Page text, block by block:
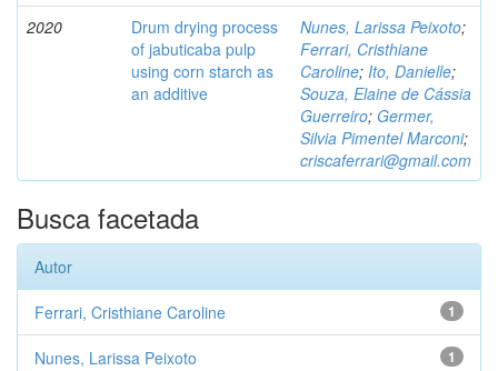
2020
Drum drying process
of jabuticaba pulp
using corn starch as
an additive
Nunes, Larissa Peixoto;
Ferrari, Cristhiane
Caroline; Ito, Danielle;
Souza, Elaine de Cássia
Guerreiro; Germer,
Silvia Pimentel Marconi;
criscaferrari@gmail.com
Busca facetada
Autor
1
Ferrari, Cristhiane Caroline
1
Nunes, Larissa Peixoto